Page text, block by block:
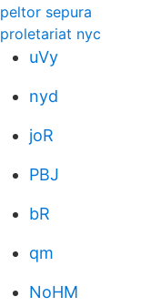
peltor sepura
proletariat nyc
uVy
nyd
joR
PBJ
bR
qm
NoHM